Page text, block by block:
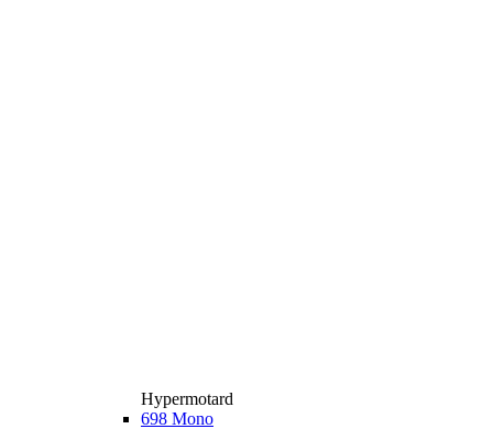
Hypermotard
698 Mono